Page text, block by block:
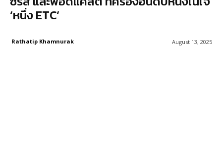
‘หนึ่ง ETC‘
August 13, 2025
Rathatip Khamnurak